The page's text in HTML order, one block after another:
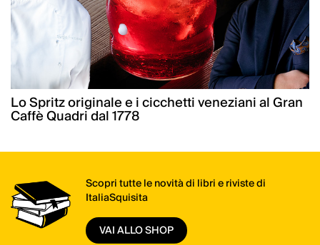
Lo Spritz originale e i cicchetti veneziani al Gran
Caffè Quadri dal 1778
Scopri tutte le novità di libri e riviste di
ItaliaSquisita
VAI ALLO SHOP